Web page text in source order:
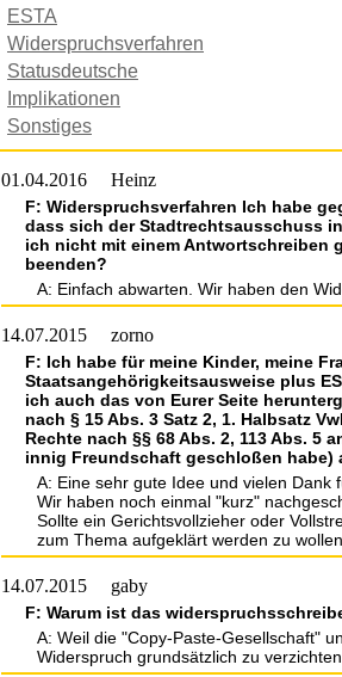
ESTA
Widerspruchsverfahren
Statusdeutsche
Implikationen
Sonstiges
01.04.2016 Heinz
F: Widerspruchsverfahren Ich habe
dass sich der Stadtrechtsausschuss
ich nicht mit einem Antwortschreiben
beenden?
A: Einfach abwarten. Wir haben den
14.07.2015 zorno
F: Ich habe für meine Kinder, meine
Staatsangehörigkeitsausweise plus
ich auch das von Eurer Seite
nach § 15 Abs. 3 Satz 2, 1. Halbsatz
Rechte nach §§ 68 Abs. 2, 113 Abs.
innig Freundschaft geschloßen habe)
A: Eine sehr gute Idee und vielen Dank
Wir haben noch einmal "kurz"
Sollte ein Gerichtsvollzieher oder
zum Thema aufgeklärt werden zu wollen.
14.07.2015 gaby
F: Warum ist das
A: Weil die "Copy-Paste-Gesellschaft"
Widerspruch grundsätzlich zu